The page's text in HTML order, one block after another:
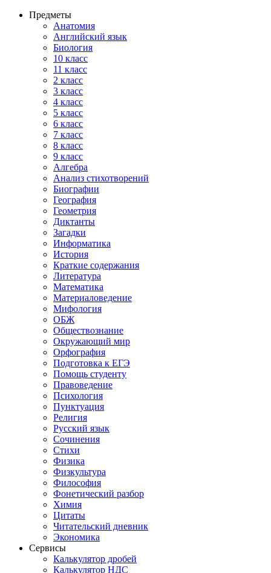
Предметы
Анатомия
Английский язык
Биология
10 класс
11 класс
2 класс
3 класс
4 класс
5 класс
6 класс
7 класс
8 класс
9 класс
Алгебра
Анализ стихотворений
Биографии
География
Геометрия
Диктанты
Загадки
Информатика
История
Краткие содержания
Литература
Математика
Материаловедение
Мифология
ОБЖ
Обществознание
Окружающий мир
Орфография
Подготовка к ЕГЭ
Помощь студенту
Правоведение
Психология
Пунктуация
Религия
Русский язык
Сочинения
Стихи
Физика
Физкультура
Философия
Фонетический разбор
Химия
Цитаты
Читательский дневник
Экономика
Сервисы
Калькулятор дробей
Калькулятор НДС